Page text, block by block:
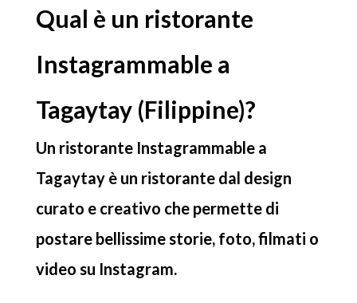
Qual è un ristorante
Instagrammable a
Tagaytay (Filippine)?
Un ristorante Instagrammable a
Tagaytay è un ristorante dal design
curato e creativo che permette di
postare bellissime storie, foto, filmati o
video su Instagram.